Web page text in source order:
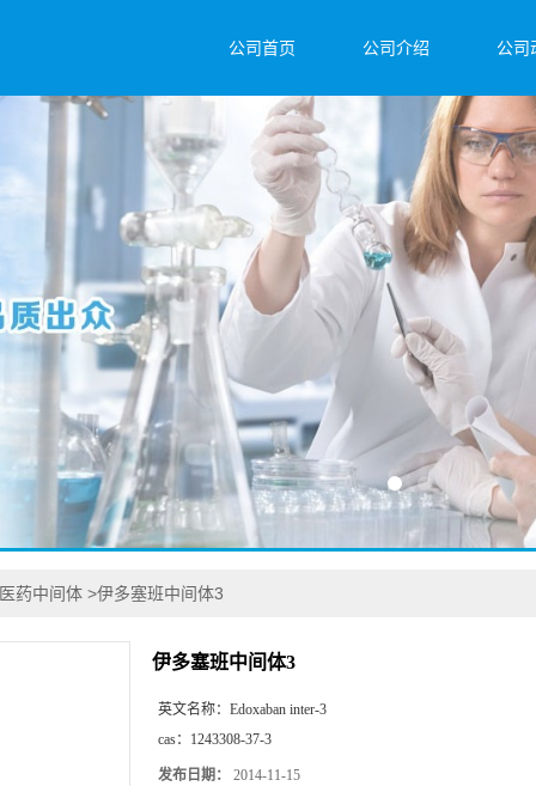
公司首页 公司介绍 公司
医药中间体 >伊多塞班中间体3
伊多塞班中间体3
英文名称： Edoxaban inter-3
cas： 1243308-37-3
发布日期： 2014-11-15